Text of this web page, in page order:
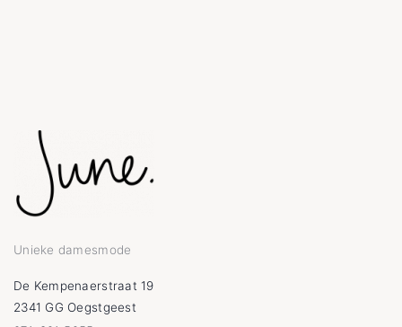
Unieke damesmode
De Kempenaerstraat 19
2341 GG Oegstgeest